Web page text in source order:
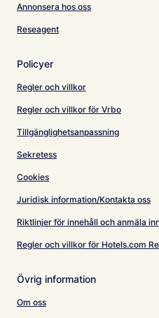
Annonsera hos oss
Reseagent
Policyer
Regler och villkor
Regler och villkor för Vrbo
Tillgänglighetsanpassning
Sekretess
Cookies
Juridisk information/Kontakta oss
Riktlinjer för innehåll och anmäla
Regler och villkor för Hotels.com
Övrig information
Om oss